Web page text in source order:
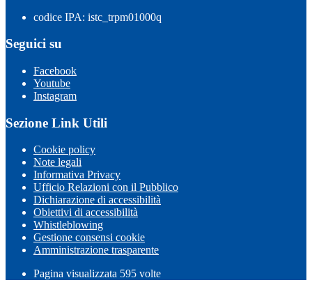
codice IPA: istc_trpm01000q
Seguici su
Facebook
Youtube
Instagram
Sezione Link Utili
Cookie policy
Note legali
Informativa Privacy
Ufficio Relazioni con il Pubblico
Dichiarazione di accessibilità
Obiettivi di accessibilità
Whistleblowing
Gestione consensi cookie
Amministrazione trasparente
Pagina visualizzata 595 volte